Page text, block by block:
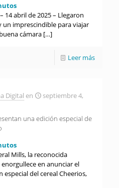
14 abril de 2025 – Llegaron
un imprescindible para viajar
cámara […]
Leer más
Digital en
septiembre 4,
una edición especial de
Mills, la reconocida
en anunciar el
del cereal Cheerios,